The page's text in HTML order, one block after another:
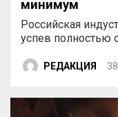
минимум
Российская
успев полностью
РЕДАКЦИЯ